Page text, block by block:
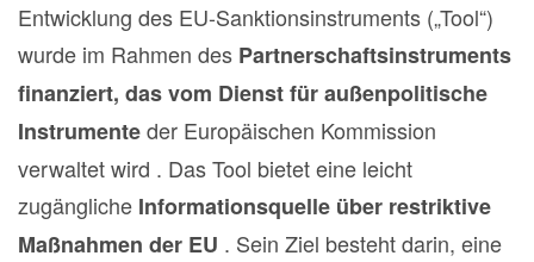
Entwicklung des EU-Sanktionsinstruments („Tool“)
wurde im Rahmen des Partnerschaftsinstruments
finanziert, das vom Dienst füraußenpolitische
Instrumenteder Europäischen Kommission
verwaltet wird . Das Tool bietet eine leicht
zugängliche Informationsquelle über restriktive
Maßnahmen der EU . Sein Ziel besteht darin, eine